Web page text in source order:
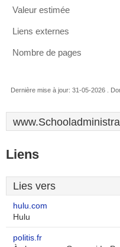
Valeur estimée
Liens externes
Nombre de pages
Dernière mise à jour: 31-05-2026 .
Liens
Lies vers
hulu.com
Hulu
politis.fr